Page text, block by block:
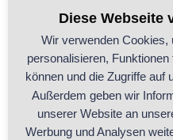
CALL
Diese Webseite
Wir verwenden Cookies,
personalisieren,
können und die Zugriffe auf
Außerdem geben wir
unserer Website an
Werbung und Analysen